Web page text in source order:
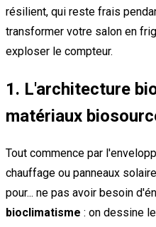
résilient, qui reste frais
transformer votre salon en
exploser le compteur.
1. L'architecture
matériaux
Tout commence par
chauffage ou panneaux
pour... ne pas avoir besoin
bioclimatisme : on dessine